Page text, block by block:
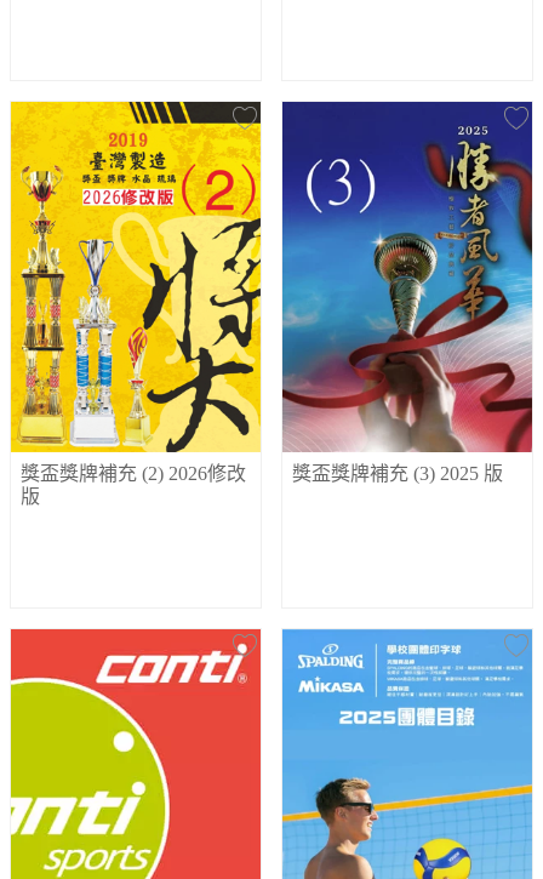
獎盃獎牌補充 (2) 2026修改
版
獎盃獎牌補充 (3) 2025 版